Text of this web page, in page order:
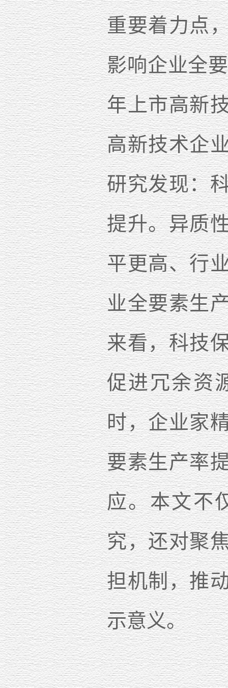
重要着力点
影响企业全
年上市高新
高新技术企
研究发现：
提升。异质
平更高、行
业全要素生
来看，科技
促进冗余资
时，企业家
要素生产率
应。本文不
究，还对聚
担机制，推
示意义。